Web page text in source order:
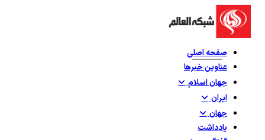
صفحه اصلی
عناوین خبرها
جهان اسلام
ایران
جهان
یادداشت